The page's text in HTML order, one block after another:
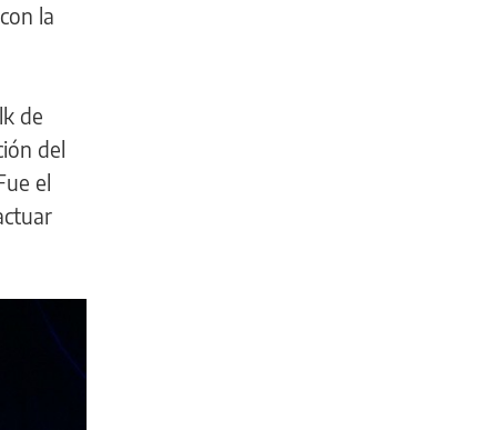
la
de
del
el